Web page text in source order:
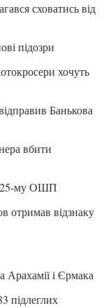
сховатись від
підозри
хочуть
Банькова
вбити
225-му ОШП
отримав відзнаку
і Єрмака
підлеглих